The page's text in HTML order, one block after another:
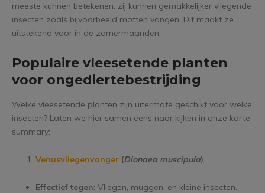
meeste kunnen betekenen, zij kunnen gemakkelijker vliegende
insecten zoals bijvoorbeeld motten vangen. Dit maakt ze
uitstekend voor in de zomermaanden.
Populaire vleesetende planten
voor ongediertebestrijding
Welke vleesetende planten zijn uitermate geschikt voor welke
insecten? Laten we hier samen eens naar kijken in onze korte
summary:
Venusvliegenvanger (Dionaea muscipula)
Effectief tegen: Vliegen, muggen, en kleine insecten.